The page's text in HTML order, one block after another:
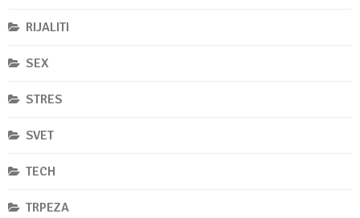
RIJALITI
SEX
STRES
SVET
TECH
TRPEZA